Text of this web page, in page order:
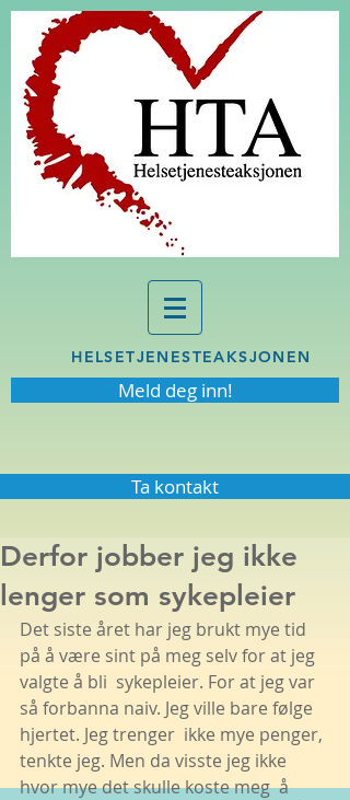
HELSETJENESTEAKSJONEN
Meld deg inn!
Ta kontakt
Derfor jobber jeg ikke
lenger som sykepleier
Det siste året har jeg brukt mye tid
på å være sint på meg selv for at jeg
valgte å bli  sykepleier. For at jeg var
så forbanna naiv. Jeg ville bare følge
hjertet. Jeg trenger  ikke mye penger,
tenkte jeg. Men da visste jeg ikke
hvor mye det skulle koste meg  å